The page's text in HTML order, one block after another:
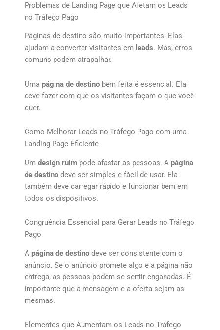
Problemas de Landing Page que Afetam os Leads
no Tráfego Pago
Páginas de destino são muito importantes. Elas
ajudam a converter visitantes em leads. Mas, erros
comuns podem atrapalhar.
Uma página de destino bem feita é essencial. Ela
deve fazer com que os visitantes façam o que você
quer.
Como Melhorar Leads no Tráfego Pago com uma
Landing Page Eficiente
Um design ruim pode afastar as pessoas. A página
de destino deve ser simples e fácil de usar. Ela
também deve carregar rápido e funcionar bem em
todos os dispositivos.
Congruência Essencial para Gerar Leads no Tráfego
Pago
A página de destino deve ser consistente com o
anúncio. Se o anúncio promete algo e a página não
entrega, as pessoas podem se sentir enganadas. É
importante que a mensagem e a oferta sejam as
mesmas.
Elementos que Aumentam os Leads no Tráfego